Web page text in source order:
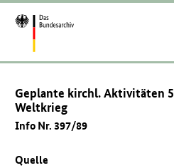
Zur
Geplante kirchl. Aktivitäten
Weltkrieg
Info Nr. 397/89
Quelle